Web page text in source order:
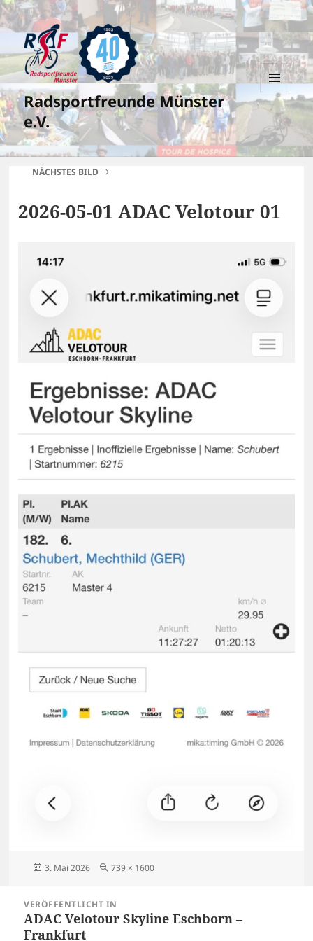
Radsportfreunde Münster
e.V.
MENÜ
UND
WIDGETS
NÄCHSTES BILD
2026-05-01 ADAC Velotour 01
Veröffentlicht
3. Mai 2026 Originalgröße
739 × 1600
VERÖFFENTLICHT IN
ADAC Velotour Skyline Eschborn –
Frankfurt